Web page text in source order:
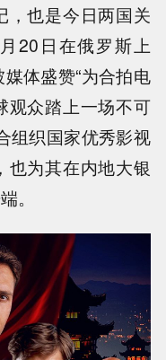
，也是今日两国关
20日在俄罗斯上
体盛赞“为合拍电
观众踏上一场不可
组织国家优秀影视
也为其在内地大银
。